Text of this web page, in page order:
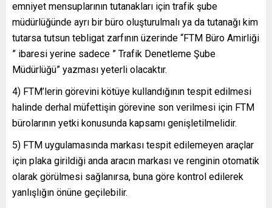
emniyet mensuplarının tutanakları için trafik şube
müdürlüğünde ayrı bir büro oluşturulmalı ya da tutanağı kim
tutarsa tutsun tebligat zarfının üzerinde “FTM Büro Amirliği
” ibaresi yerine sadece ” Trafik Denetleme Şube
Müdürlüğü” yazması yeterli olacaktır.
4) FTM’lerin görevini kötüye kullandığının tespit edilmesi
halinde derhal müfettişin görevine son verilmesi için FTM
bürolarının yetki konusunda kapsamı genişletilmelidir.
5) FTM uygulamasında markası tespit edilemeyen araçlar
için plaka girildiği anda aracın markası ve renginin otomatik
olarak görülmesi sağlanırsa, buna göre kontrol edilerek
yanlışlığın önüne geçilebilir.